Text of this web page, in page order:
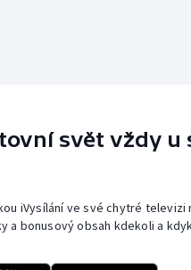
svět vždy u
iVysílání ve své chytré
a bonusový obsah kdekoli a